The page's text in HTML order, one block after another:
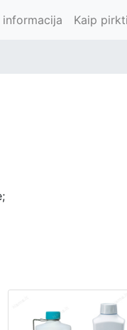
informacija Kaip pirkti